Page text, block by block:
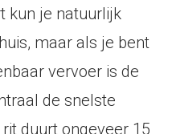
kun je natuurlijk
maar als je bent
vervoer is de
de snelste
duurt ongeveer 15